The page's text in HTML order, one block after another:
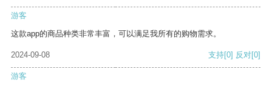
游客
这款app的商品种类非常丰富，可以满足我所有的购物需求。
2024-09-08 支持[0] 反对[0]
游客